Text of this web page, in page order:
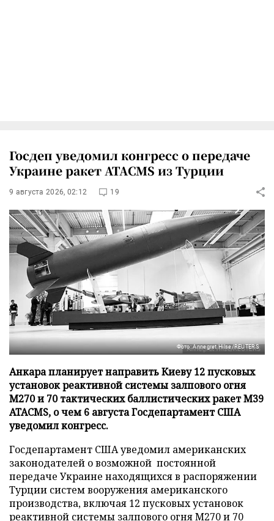
Госдеп уведомил конгресс о передаче
Украине ракет ATACMS из Турции
9 августа 2026, 02:12 19
Фото: Annegret Hilse/REUTERS
Анкара планирует направить Киеву 12 пусковых
установок реактивной системы залпового огня
М270 и 70 тактических баллистических ракет М39
ATACMS, о чем 6 августа Госдепартамент США
уведомил конгресс.
Госдепартамент США уведомил американских
законодателей о возможной постоянной
передаче Украине находящихся в распоряжении
Турции систем вооружения американского
производства, включая 12 пусковых установок
реактивной системы залпового огня М270 и 70